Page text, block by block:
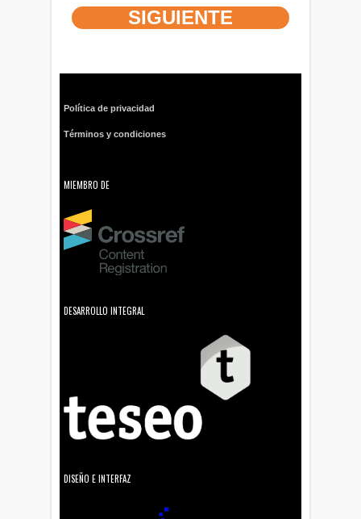
Política de privacidad
Términos y condiciones
MIEMBRO DE
DESARROLLO INTEGRAL
DISEÑO E INTERFAZ